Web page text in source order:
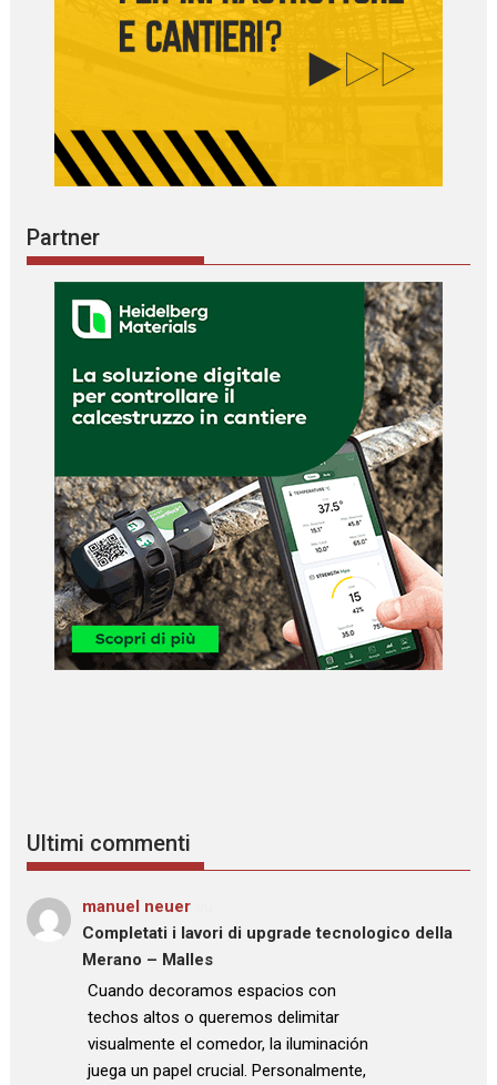
Partner
Ultimi commenti
manuel neuer
Completati i lavori di upgrade tecnologico della
Merano – Malles
: “
Cuando decoramos espacios con
techos altos o queremos delimitar
visualmente el comedor, la iluminación
juega un papel crucial. Personalmente,